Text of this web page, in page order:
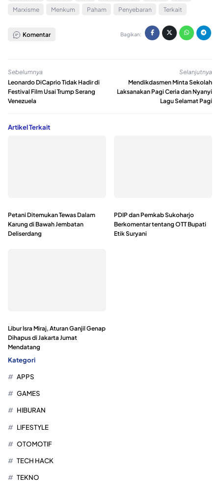
Marxisme
Menkum Paham Penyebaran Terkait
Komentar Bagikan:
Sebelumnya
Leonardo DiCaprio Tidak Hadir di
Festival Film Usai Trump Serang
Venezuela
Selanjutnya
Mendikdasmen Minta Sekolah
Laksanakan Pagi Ceria dan Nyanyi
Lagu Selamat Pagi
Artikel Terkait
Petani Ditemukan Tewas Dalam
Karung di Bawah Jembatan
Deliserdang
PDIP dan Pemkab Sukoharjo
Berkomentar tentang OTT Bupati
Etik Suryani
Libur Isra Miraj, Aturan Ganjil Genap
Dihapus di Jakarta Jumat
Mendatang
Kategori
APPS
GAMES
HIBURAN
LIFESTYLE
OTOMOTIF
TECH HACK
TEKNO